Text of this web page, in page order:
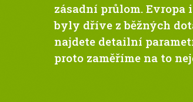
zásadní průlom.
byly dříve z běžných
najdete detailní
proto zaměříme na to